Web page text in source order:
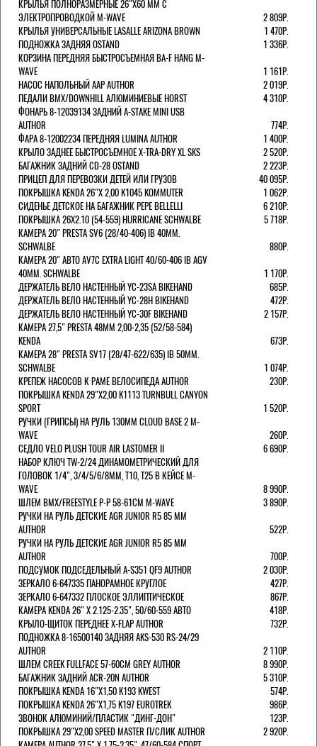
КРЫЛЬЯ ПОЛНОРАЗМЕРНЫЕ 26"Х60 ММ С
ЭЛЕКТРОПРОВОДКОЙ M-WAVE
2 809Р.
КРЫЛЬЯ УНИВЕРСАЛЬНЫЕ LASALLE ARIZONA BROWN
1 470Р.
ПОДНОЖКА ЗАДНЯЯ OSTAND
1 336Р.
КОРЗИНА ПЕРЕДНЯЯ БЫСТРОСЪЕМНАЯ BA-F HANG M-
WAVE
1 161Р.
НАСОС НАПОЛЬНЫЙ AAP AUTHOR
2 019Р.
ПЕДАЛИ BMX/DOWNHILL АЛЮМИНИЕВЫЕ HORST
4 310Р.
ФОНАРЬ 8-12039134 ЗАДНИЙ A-STAKE MINI USB
AUTHOR
774Р.
ФАРА 8-12002234 ПЕРЕДНЯЯ LUMINA AUTHOR
1 400Р.
КРЫЛО ЗАДНЕЕ БЫСТРОСЪЕМНОЕ X-TRA-DRY XL SKS
2 520Р.
БАГАЖНИК ЗАДНИЙ CD-28 OSTAND
2 223Р.
ПРИЦЕП ДЛЯ ПЕРЕВОЗКИ ДЕТЕЙ ИЛИ ГРУЗОВ
40 095Р.
ПОКРЫШКА KENDA 26"Х 2,00 K1045 KOMMUTER
1 062Р.
СИДЕНЬЕ ДЕТСКОЕ НА БАГАЖНИК PEPE BELLELLI
6 210Р.
ПОКРЫШКА 26X2.10 (54-559) HURRICANE SCHWALBE
5 718Р.
КАМЕРА 20" PRESTA SV6 (28/40-406) IB 40MM.
SCHWALBE
880Р.
КАМЕРА 20" АВТО AV7C EXTRA LIGHT 40/60-406 IB AGV
40MM. SCHWALBE
1 170Р.
ДЕРЖАТЕЛЬ ВЕЛО НАСТЕННЫЙ YC-23SA BIKEHAND
685Р.
ДЕРЖАТЕЛЬ ВЕЛО НАСТЕННЫЙ YC-28H BIKEHAND
472Р.
ДЕРЖАТЕЛЬ ВЕЛО НАСТЕННЫЙ YC-30F BIKEHAND
2 157Р.
КАМЕРА 27,5" PRESTA 48ММ 2,00-2,35 (52/58-584)
KENDA
673Р.
КАМЕРА 28" PRESTA SV17 (28/47-622/635) IB 50MM.
SCHWALBE
1 074Р.
КРЕПЕЖ НАСОСОВ К РАМЕ ВЕЛОСИПЕДА AUTHOR
230Р.
ПОКРЫШКА KENDA 29"Х2,00 K1113 TURNBULL CANYON
SPORT
1 520Р.
РУЧКИ (ГРИПСЫ) НА РУЛЬ 130ММ CLOUD BASE 2 M-
WAVE
260Р.
СЕДЛО VELO PLUSH TOUR AIR LASTOMER II
6 690Р.
НАБОР КЛЮЧ TW-2/24 ДИНАМОМЕТРИЧЕСКИЙ ДЛЯ
ГОЛОВОК 1/4", 3/4/5/6/8ММ, T10, T25 В КЕЙСЕ M-
WAVE
8 990Р.
ШЛЕМ ВМХ/FREESTYLE Р-Р 58-61СМ M-WAVE
3 890Р.
РУЧКИ НА РУЛЬ ДЕТСКИЕ AGR JUNIOR R5 85 ММ
AUTHOR
522Р.
РУЧКИ НА РУЛЬ ДЕТСКИЕ AGR JUNIOR R5 85 ММ
AUTHOR
700Р.
ПОДСУМОК ПОДСЕДЕЛЬНЫЙ A-S351 QF9 AUTHOR
2 030Р.
ЗЕРКАЛО 6-647335 ПАНОРАМНОЕ КРУГЛОЕ
427Р.
ЗЕРКАЛО 6-647332 ПЛОСКОЕ ЭЛЛИПТИЧЕСКОЕ
867Р.
КАМЕРА KENDA 26" Х 2.125-2.35", 50/60-559 АВТО
418Р.
КРЫЛО-ЩИТОК ПЕРЕДНЕЕ X-FLAP AUTHOR
732Р.
ПОДНОЖКА 8-16500140 ЗАДНЯЯ AKS-530 RS-24/29
AUTHOR
2 110Р.
ШЛЕМ CREEK FULLFACE 57-60СМ GREY AUTHOR
8 990Р.
БАГАЖНИК ЗАДНИЙ ACR-20N AUTHOR
5 310Р.
ПОКРЫШКА KENDA 16"Х1,50 K193 KWEST
574Р.
ПОКРЫШКА KENDA 26"Х1,75 K197 EUROTREK
986Р.
ЗВОНОК АЛЮМИНИЙ/ПЛАСТИК "ДИНГ-ДОН"
123Р.
ПОКРЫШКА 29"Х2,00 SPEED MASTER П/СЛИК AUTHOR
2 920Р.